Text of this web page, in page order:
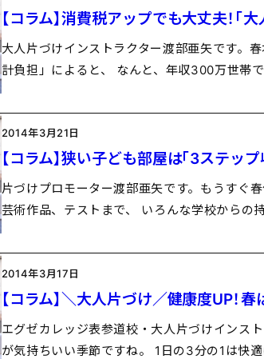
【コラム】消費税アップでも大丈夫！「
大人片づけインストラクター渡部亜矢です。
計負担」によると、 なんと、年収300万世帯
2014年3月21日
【コラム】狭い子ども部屋は「3ステッ
片づけプロモーター渡部亜矢です。もうすぐ
芸術作品、テストまで、 いろんな学校からの
2014年3月17日
【コラム】＼大人片づけ／健康度UP！
エグゼカレッジ表参道校・大人片づけインス
が気持ちいい季節ですね。 1日の3分の1は快